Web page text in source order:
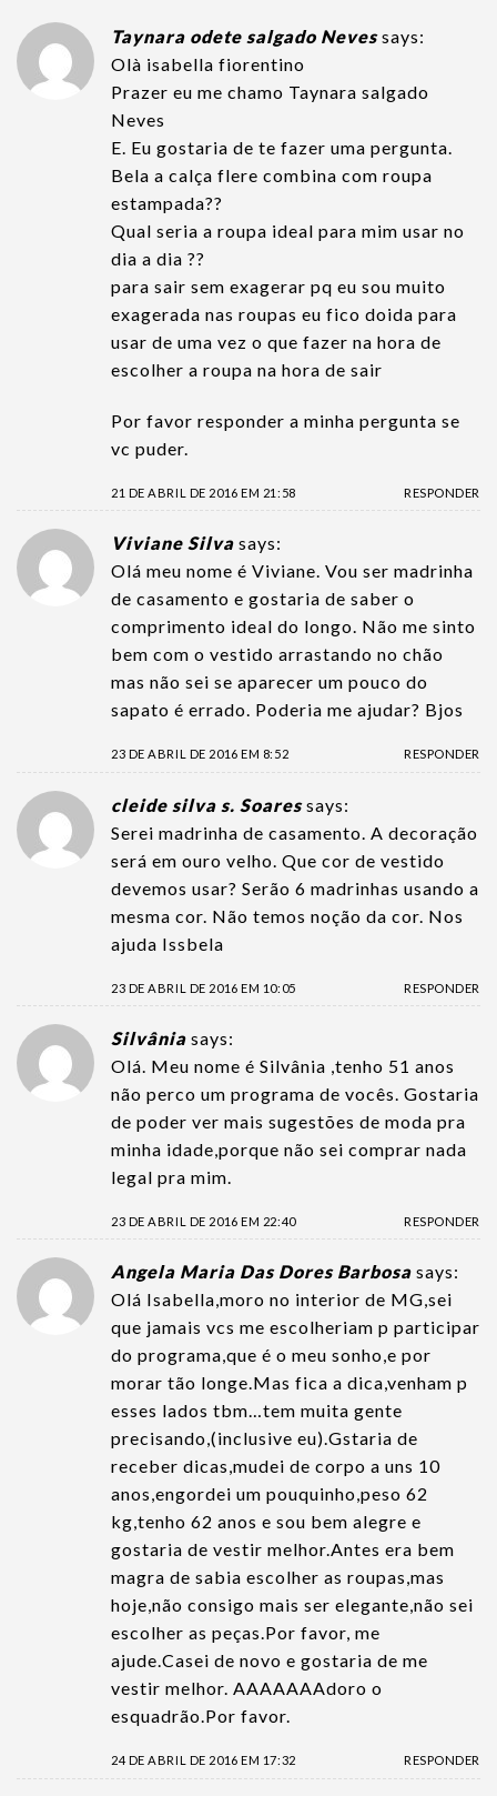
Taynara odete salgado Neves says:
Olà isabella fiorentino
Prazer eu me chamo Taynara salgado
Neves
E. Eu gostaria de te fazer uma pergunta.
Bela a calça flere combina com roupa
estampada??
Qual seria a roupa ideal para mim usar no
dia a dia ??
para sair sem exagerar pq eu sou muito
exagerada nas roupas eu fico doida para
usar de uma vez o que fazer na hora de
escolher a roupa na hora de sair
Por favor responder a minha pergunta se
vc puder.
21 DE ABRIL DE 2016 EM 21:58 RESPONDER
Viviane Silva says:
Olá meu nome é Viviane. Vou ser madrinha
de casamento e gostaria de saber o
comprimento ideal do longo. Não me sinto
bem com o vestido arrastando no chão
mas não sei se aparecer um pouco do
sapato é errado. Poderia me ajudar? Bjos
23 DE ABRIL DE 2016 EM 8:52 RESPONDER
cleide silva s. Soares says:
Serei madrinha de casamento. A decoração
será em ouro velho. Que cor de vestido
devemos usar? Serão 6 madrinhas usando a
mesma cor. Não temos noção da cor. Nos
ajuda Issbela
23 DE ABRIL DE 2016 EM 10:05 RESPONDER
Silvânia says:
Olá. Meu nome é Silvânia ,tenho 51 anos
não perco um programa de vocês. Gostaria
de poder ver mais sugestões de moda pra
minha idade,porque não sei comprar nada
legal pra mim.
23 DE ABRIL DE 2016 EM 22:40 RESPONDER
Angela Maria Das Dores Barbosa says:
Olá Isabella,moro no interior de MG,sei
que jamais vcs me escolheriam p participar
do programa,que é o meu sonho,e por
morar tão longe.Mas fica a dica,venham p
esses lados tbm…tem muita gente
precisando,(inclusive eu).Gstaria de
receber dicas,mudei de corpo a uns 10
anos,engordei um pouquinho,peso 62
kg,tenho 62 anos e sou bem alegre e
gostaria de vestir melhor.Antes era bem
magra de sabia escolher as roupas,mas
hoje,não consigo mais ser elegante,não sei
escolher as peças.Por favor, me
ajude.Casei de novo e gostaria de me
vestir melhor. AAAAAAAdoro o
esquadrão.Por favor.
24 DE ABRIL DE 2016 EM 17:32 RESPONDER